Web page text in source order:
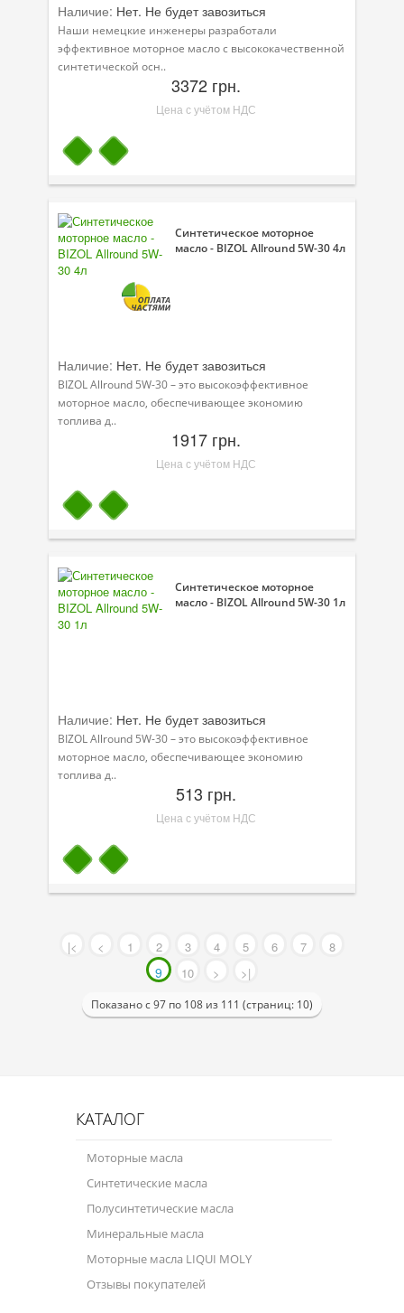
Наличие: Нет. Не будет завозиться
Наши немецкие инженеры разработали
эффективное моторное масло с высококачественной
синтетической осн..
3372 грн.
Цена с учётом НДС
Синтетическое моторное
масло - BIZOL Allround 5W-30 4л
Наличие: Нет. Не будет завозиться
BIZOL Allround 5W-30 – это высокоэффективное
моторное масло, обеспечивающее экономию
топлива д..
1917 грн.
Цена с учётом НДС
Синтетическое моторное
масло - BIZOL Allround 5W-30 1л
Наличие: Нет. Не будет завозиться
BIZOL Allround 5W-30 – это высокоэффективное
моторное масло, обеспечивающее экономию
топлива д..
513 грн.
Цена с учётом НДС
|< < 1 2 3 4 5 6 7 8
9 10 > >|
Показано с 97 по 108 из 111 (страниц: 10)
КАТАЛОГ
Моторные масла
Синтетические масла
Полусинтетические масла
Минеральные масла
Моторные масла LIQUI MOLY
Отзывы покупателей